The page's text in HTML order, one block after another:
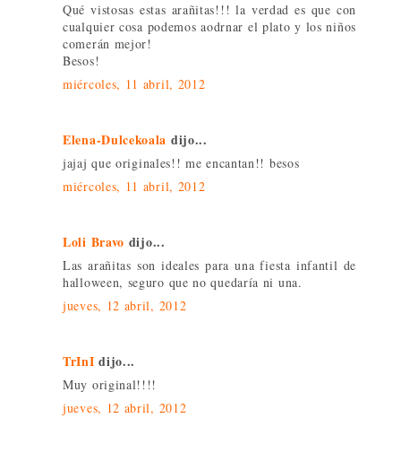
Qué vistosas estas arañitas!!! la verdad es que con
cualquier cosa podemos aodrnar el plato y los niños
comerán mejor!
Besos!
miércoles, 11 abril, 2012
Elena-Dulcekoala dijo...
jajaj que originales!! me encantan!! besos
miércoles, 11 abril, 2012
Loli Bravo dijo...
Las arañitas son ideales para una fiesta infantil de
halloween, seguro que no quedaría ni una.
jueves, 12 abril, 2012
TrInI dijo...
Muy original!!!!
jueves, 12 abril, 2012